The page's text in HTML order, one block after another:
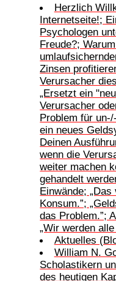
Herzlich
Internetseite!;
Psychologen
Freude?;
Zinsen
Verursacher
„Ersetzt ein
Verursacher
Problem für
ein neues
Deinen
wenn die
weiter machen
gehandelt
Einwände;
Konsum.”;
das Problem.”;
„Wir werden
Aktuelles
William N.
Scholastikern
des heutigen